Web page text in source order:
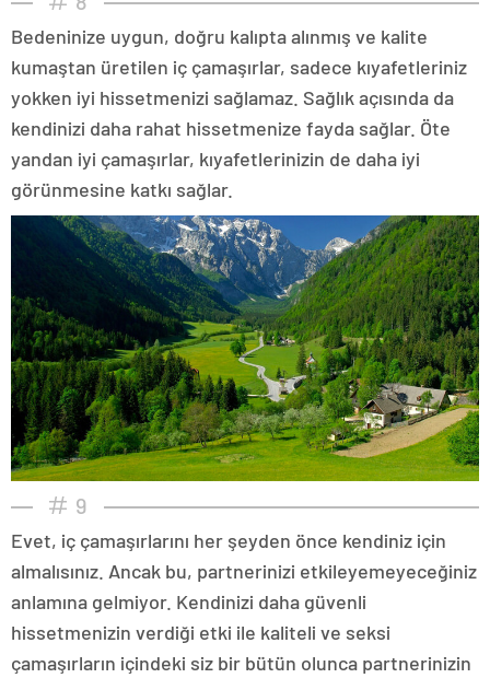
Bedeninize uygun, doğru kalıpta alınmış ve kalite
kumaştan üretilen iç çamaşırlar, sadece kıyafetleriniz
yokken iyi hissetmenizi sağlamaz. Sağlık açısında da
kendinizi daha rahat hissetmenize fayda sağlar. Öte
yandan iyi çamaşırlar, kıyafetlerinizin de daha iyi
görünmesine katkı sağlar.
9
Evet, iç çamaşırlarını her şeyden önce kendiniz için
almalısınız. Ancak bu, partnerinizi etkileyemeyeceğiniz
anlamına gelmiyor. Kendinizi daha güvenli
hissetmenizin verdiği etki ile kaliteli ve seksi
çamaşırların içindeki siz bir bütün olunca partnerinizin